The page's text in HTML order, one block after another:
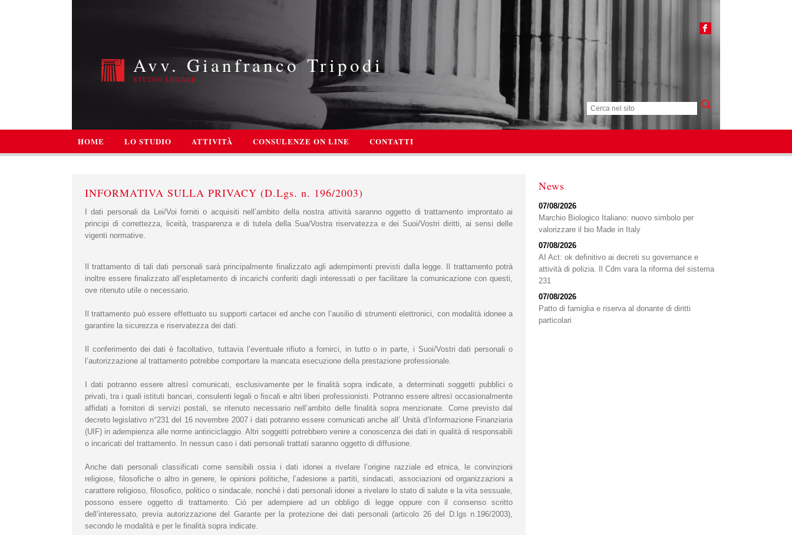
Avv. Gianfranco Tripodi
STUDIO LEGALE
HOME LO STUDIO ATTIVITÀ CONSULENZE ON LINE CONTATTI
INFORMATIVA SULLA PRIVACY (D.Lgs. n. 196/2003)
I dati personali da Lei/Voi forniti o acquisiti nell’ambito della nostra attività saranno oggetto di trattamento improntato ai
principi di correttezza, liceità, trasparenza e di tutela della Sua/Vostra riservatezza e dei Suoi/Vostri diritti, ai sensi delle
vigenti normative.
Il trattamento di tali dati personali sarà principalmente finalizzato agli adempimenti previsti dalla legge. Il trattamento potrà
inoltre essere finalizzato all’espletamento di incarichi conferiti dagli interessati o per facilitare la comunicazione con questi,
ove ritenuto utile o necessario.
Il trattamento può essere effettuato su supporti cartacei ed anche con l’ausilio di strumenti elettronici, con modalità idonee a
garantire la sicurezza e riservatezza dei dati.
Il conferimento dei dati è facoltativo, tuttavia l’eventuale rifiuto a fornirci, in tutto o in parte, i Suoi/Vostri dati personali o
l’autorizzazione al trattamento potrebbe comportare la mancata esecuzione della prestazione professionale.
I dati potranno essere altresì comunicati, esclusivamente per le finalità sopra indicate, a determinati soggetti pubblici o
privati, tra i quali istituti bancari, consulenti legali o fiscali e altri liberi professionisti. Potranno essere altresì occasionalmente
affidati a fornitori di servizi postali, se ritenuto necessario nell’ambito delle finalità sopra menzionate. Come previsto dal
decreto legislativo n°231 del 16 novembre 2007 i dati potranno essere comunicati anche all’ Unità d’Informazione Finanziaria
(UIF) in adempienza alle norme antiriciclaggio. Altri soggetti potrebbero venire a conoscenza dei dati in qualità di responsabili
o incaricati del trattamento. In nessun caso i dati personali trattati saranno oggetto di diffusione.
Anche dati personali classificati come sensibili ossia i dati idonei a rivelare l’origine razziale ed etnica, le convinzioni
religiose, filosofiche o altro in genere, le opinioni politiche, l’adesione a partiti, sindacati, associazioni od organizzazioni a
carattere religioso, filosofico, politico o sindacale, nonché i dati personali idonei a rivelare lo stato di salute e la vita sessuale,
possono essere oggetto di trattamento. Ciò per adempiere ad un obbligo di legge oppure con il consenso scritto
dell’interessato, previa autorizzazione del Garante per la protezione dei dati personali (articolo 26 del D.lgs n.196/2003),
secondo le modalità e per le finalità sopra indicate.
News
07/08/2026
Marchio Biologico Italiano: nuovo simbolo per
valorizzare il bio Made in Italy
07/08/2026
AI Act: ok definitivo ai decreti su governance e
attività di polizia. Il Cdm vara la riforma del sistema
231
07/08/2026
Patto di famiglia e riserva al donante di diritti
particolari